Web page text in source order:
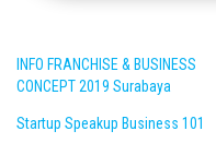
INFO FRANCHISE & BUSINESS
CONCEPT 2019 Surabaya
Startup Speakup Business 101